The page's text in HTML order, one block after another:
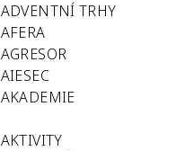
ADVENTNÍ TRHY
AFERA
AGRESOR
AIESEC
AKADEMIE
AKTIVITY